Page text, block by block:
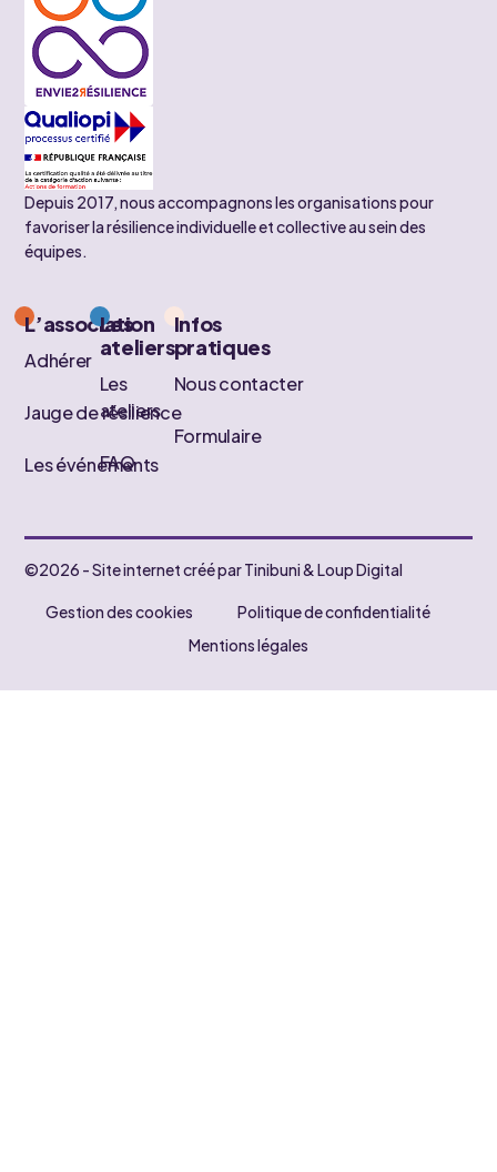
Depuis 2017, nous accompagnons les organisations pour
favoriser la résilience individuelle et collective au sein des
équipes.
L’association
Adhérer
Jauge de résilience
Les événements
Les
ateliers
Les
ateliers
FAQ
Infos
pratiques
Nous contacter
Formulaire
©2026 - Site internet créé par Tinibuni & Loup Digital
Gestion des cookies
Politique de confidentialité
Mentions légales